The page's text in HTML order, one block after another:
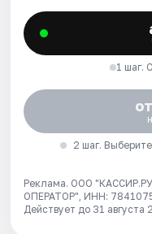
1 шаг.
2 шаг.
Реклама. ООО
ОПЕРАТОР", ИНН:
Действует до 31 августа